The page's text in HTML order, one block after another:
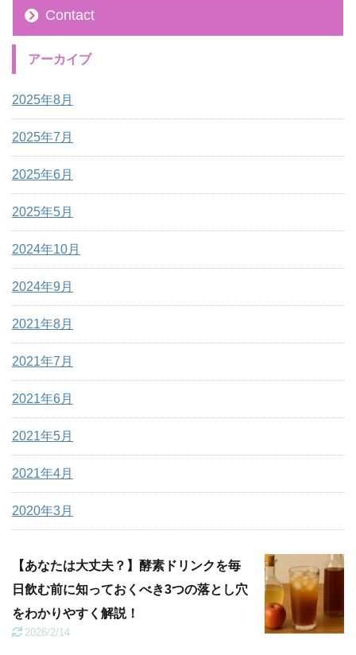
Contact
アーカイブ
2025年8月
2025年7月
2025年6月
2025年5月
2024年10月
2024年9月
2021年8月
2021年7月
2021年6月
2021年5月
2021年4月
2020年3月
【あなたは大丈夫？】酵素ドリンクを毎
日飲む前に知っておくべき3つの落とし穴
をわかりやすく解説！
2026/2/14